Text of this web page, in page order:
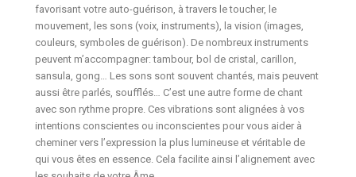
favorisant votre auto-guérison, à travers le toucher, le
mouvement, les sons (voix, instruments), la vision (images,
couleurs, symboles de guérison). De nombreux instruments
peuvent m’accompagner: tambour, bol de cristal, carillon,
sansula, gong… Les sons sont souvent chantés, mais peuvent
aussi être parlés, soufflés… C’est une autre forme de chant
avec son rythme propre. Ces vibrations sont alignées à vos
intentions conscientes ou inconscientes pour vous aider à
cheminer vers l’expression la plus lumineuse et véritable de
qui vous êtes en essence. Cela facilite ainsi l’alignement avec